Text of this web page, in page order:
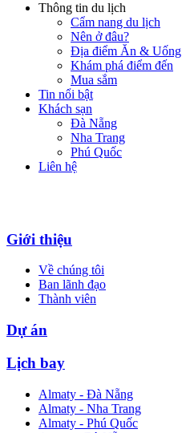
Thông tin du lịch
Cẩm nang du lịch
Nên ở đâu?
Địa điểm Ăn & Uống
Khám phá điểm đến
Mua sắm
Tin nổi bật
Khách sạn
Đà Nẵng
Nha Trang
Phú Quốc
Liên hệ
Giới thiệu
Về chúng tôi
Ban lãnh đạo
Thành viên
Dự án
Lịch bay
Almaty - Đà Nẵng
Almaty - Nha Trang
Almaty - Phú Quốc